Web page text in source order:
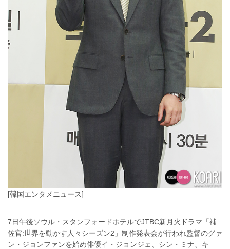
[韓国エンタメニュース]
7日午後ソウル・スタンフォードホテルでJTBC新月火ドラマ「補
佐官:世界を動かす人々シーズン2」制作発表会が行われ監督のグァ
ン・ジョンファンを始め俳優イ・ジョンジェ、シン・ミナ、キ